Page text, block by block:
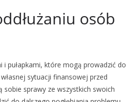
osób
i pułapkami, które mogą prowadzić do
sytuacji finansowej przed
sprawy ze wszystkich swoich